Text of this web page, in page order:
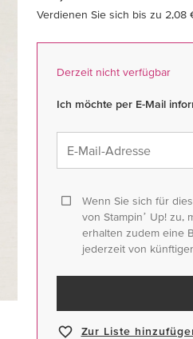
Verdienen Sie sich bis zu 2,08
Derzeit nicht verfügbar
Ich möchte per E-Mail
E-Mail-Adresse
Wenn Sie sich für
von Stampinʼ Up! zu,
erhalten zudem eine
jederzeit von
Zur Liste